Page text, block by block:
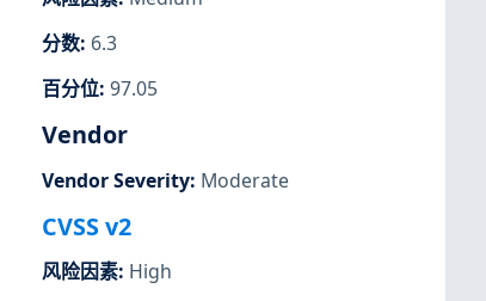
分数: 6.3
百分位: 97.05
Vendor
Vendor Severity: Moderate
CVSS v2
风险因素: High